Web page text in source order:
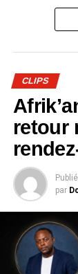
CLIPS
retour
par